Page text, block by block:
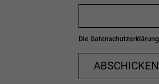
Die Datenschutzerklärung
ABSCHICKEN